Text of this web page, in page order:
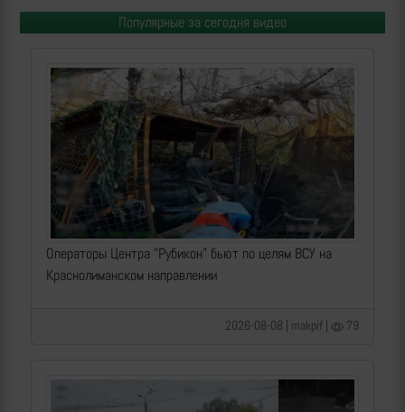
Популярные за сегодня видео
Операторы Центра "Рубикон" бьют по целям ВСУ на
Краснолиманском направлении
2026-08-08 | makpif | 79